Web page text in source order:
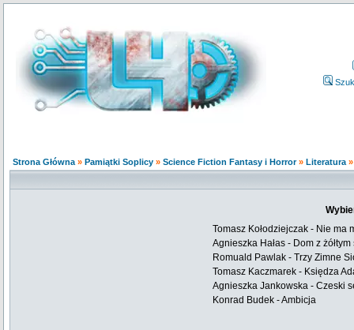
Strona Główna » Pamiątki Soplicy » Science Fiction Fantasy i Horror» Literatura
Tomasz Kołodziejczak - Nie ma
Agnieszka Hałas - Dom z
Romuald Pawlak - Trzy Zimne
Tomasz Kaczmarek - Księdza
Agnieszka Jankowska - Czeski
Konrad Budek - Ambicja